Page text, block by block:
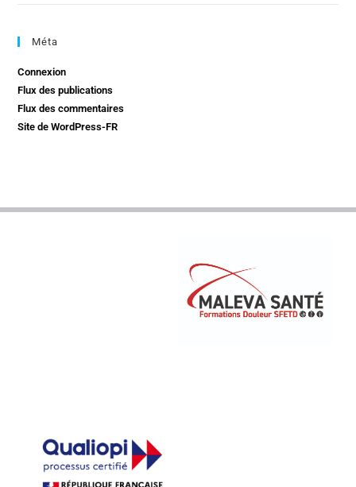
Méta
Connexion
Flux des publications
Flux des commentaires
Site de WordPress-FR